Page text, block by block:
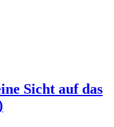
Sicht auf das